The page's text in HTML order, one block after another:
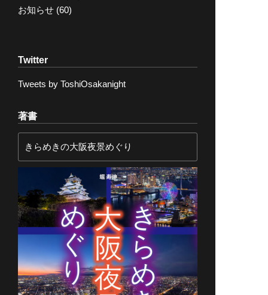
お知らせ (60)
Twitter
Tweets by ToshiOsakanight
著書
きらめきの大阪夜景めぐり